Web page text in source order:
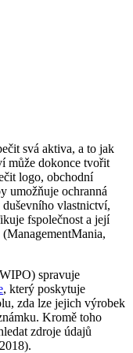
svá aktiva, a to jak
může dokonce tvořit
logo, obchodní
umožňuje ochranná
vlastnictví,
fspolečnost a její
spravuje
, který poskytuje
zda lze jejich výrobek
Kromě toho
zdroje údajů